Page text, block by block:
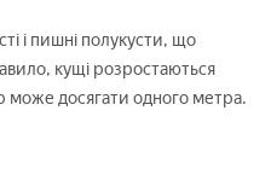
і пишні полукусти, що
кущі розростаються
може досягати одного метра.